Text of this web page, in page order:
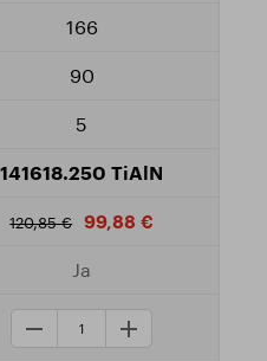
166
90
5
141618.250 TiAlN
120,85 € 99,88 €
Ja